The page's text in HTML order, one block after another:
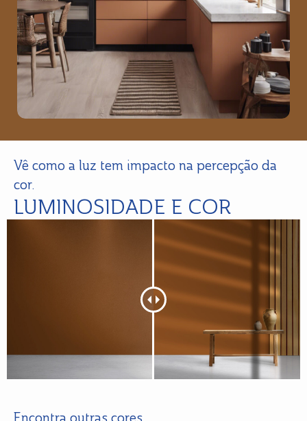
Vê como a luz tem impacto na percepção da
cor.
LUMINOSIDADE E COR
Encontra outras cores